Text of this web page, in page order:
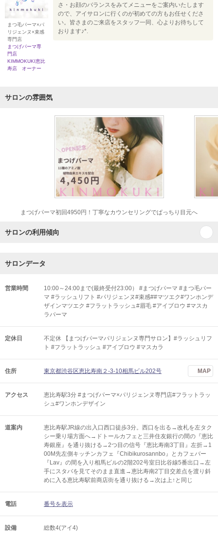
まつ毛パーマ×パ
リジェンヌ×束感
専門店
まつげパーマ専
門店
KIMMOKUKI恵比
寿店 オーナー
さ・お顔のバランスをみてメニューをご案内いたします
ので、アイサロンに行くのが初めての方もお任せくださ
い。皆さまのご来店をスタッフ一同、心よりお待ちして
おります♪*.
サロンの雰囲気
まつげパーマ初回4950円！丁寧なカウンセリングでぱっちり目元へ
サロンの利用傾向
サロンデータ
営業時間
10:00～24:00まで(最終受付23:00） #まつげパーマ #まつ毛パー
マ #ラッシュリフト #パリジェンヌ#束感##マツエク#ワンホンデ
ザインマツエク #フラットラッシュ#眉毛 #アイブロウ #マスカ
ラパーマ
定休日
不定休 【まつげパーマパリジェンヌ専門サロン】#ラッシュリフ
ト #フラットラッシュ #アイブロウ #マスカラ
住所 東京都渋谷区恵比寿南２-3-10相馬ビル202号 MAP
アクセス
恵比寿駅3分 #まつげパーマ×パリジェンヌ専門店#フラットラッ
シュ#ワンホンデザイン
道案内
恵比寿駅JR線の出入口西口徒歩3分。西口を出る→改札を左タク
シー乗り場方面へ→ドトールカフェと三井住友銀行の間の『恵比
寿銀座』を通り抜ける→2つ目の信号『恵比寿南3丁目』左折→1
00M先左側キッチンカフェ『Chibikurosannbo』とカフェバー
『Lav』の間を入り相馬ビルの2階202号室日比谷線5番出口→左
手にスタバを見てそのまま直進→恵比寿南2丁目交差点を渡り斜
めに入る恵比寿駅前商店街を通り抜ける→次は上↑と同じ
電話 番号を表示
設備 総数4(アイ4)